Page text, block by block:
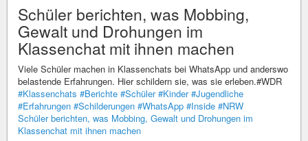
Schüler berichten, was Mobbing,
Gewalt und Drohungen im
Klassenchat mit ihnen machen
Viele Schüler machen in Klassenchats bei WhatsApp und anderswo
belastende Erfahrungen. Hier schildern sie, was sie erleben.#WDR
#Klassenchats #Berichte #Schüler #Kinder #Jugendliche
#Erfahrungen #Schilderungen #WhatsApp #Inside #NRW
Schüler berichten, was Mobbing, Gewalt und Drohungen im
Klassenchat mit ihnen machen